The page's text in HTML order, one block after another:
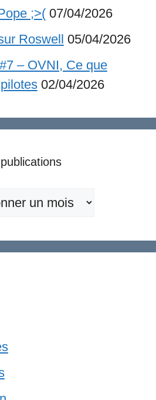
;>( 07/04/2026
Roswell 05/04/2026
– OVNI, Ce que
02/04/2026